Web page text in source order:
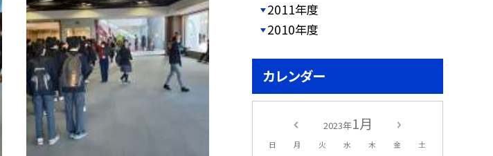
2011年度
2010年度
カレンダー
2023年1月
日 月 火 水 木 金 土